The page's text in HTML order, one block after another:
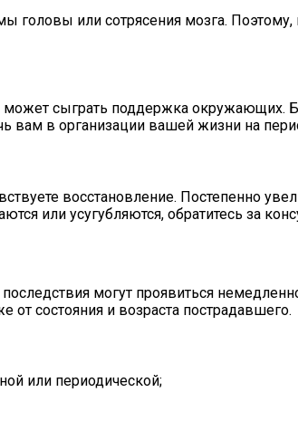
головы или сотрясения мозга.
сыграть поддержка окружающих.
вам в организации вашей жизни на
восстановление. Постепенно
или усугубляются, обратитесь за
могут проявиться
от состояния и возраста пострадавшего.
или периодической;